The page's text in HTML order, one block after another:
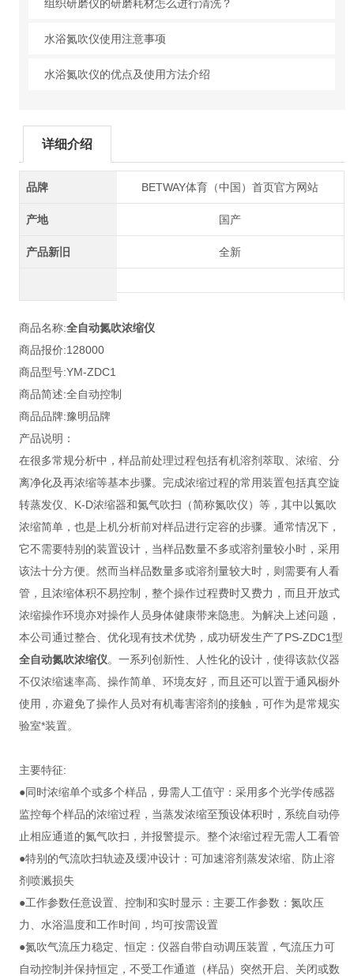
组织研磨仪的研磨耗材怎么进行清洗？
水浴氮吹仪使用注意事项
水浴氮吹仪的优点及使用方法介绍
详细介绍
品牌 BETWAY体育（中国）首页官方网站
产地 国产
产品新旧 全新
商品名称:全自动氮吹浓缩仪
商品报价:128000
商品型号:YM-ZDC1
商品简述:全自动控制
商品品牌:豫明品牌
产品说明：
在很多常规分析中，样品前处理过程包括有机溶剂萃取、浓缩、分
离净化及再浓缩等基本步骤。完成浓缩过程的常用装置包括真空旋
转蒸发仪、K-D浓缩器和氮气吹扫（简称氮吹仪）等，其中以氮吹
浓缩简单，也是上机分析前对样品进行定容的步骤。通常情况下，
它不需要特别的装置设计，当样品数量不多或溶剂量较小时，采用
该法十分方便。然而当样品数量多或溶剂量较大时，则需要有人看
管，且浓缩体积不易控制，整个操作过程费时又费力，而且开放式
浓缩操作环境亦对操作人员身体健康带来隐患。为解决上述问题，
本公司通过整合、优化现有技术优势，成功研发生产了PS-ZDC1型
全自动氮吹浓缩仪。一系列创新性、人性化的设计，使得该款仪器
不仅浓缩速率高、操作简单、环境友好，而且还可以置于通风橱外
使用，亦避免了操作人员对有机毒害溶剂的接触，可作为是常规实
验室*装置。
主要特征:
●同时浓缩单个或多个样品，毋需人工值守：采用多个光学传感器
监控每个样品的浓缩过程，当蒸发浓缩至预设体积时，系统自动停
止相应通道的氮气吹扫，并报警提示。整个浓缩过程无需人工看管
●特别的气流吹扫轨迹及缓冲设计：可加速溶剂蒸发浓缩、防止溶
剂喷溅损失
●工作参数任意设置、控制和实时显示：主要工作参数：氮吹压
力、水浴温度和工作时间，均可按需设置
●氮吹气流压力稳定、恒定：仪器自带自动调压装置，气流压力可
自动控制并保持恒定，不受工作通道（样品）突然开启、关闭或数